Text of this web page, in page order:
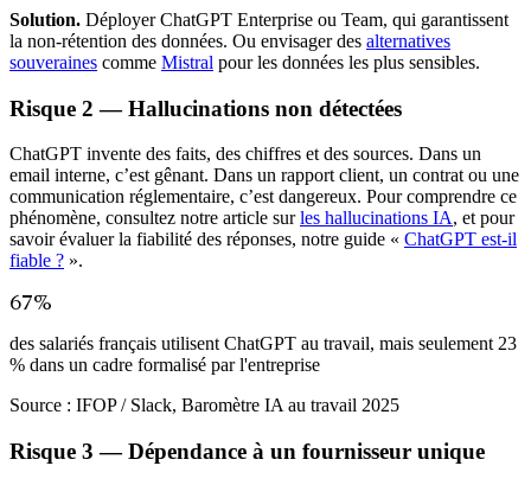
Solution. Déployer ChatGPT Enterprise ou Team, qui garantissent
la non-rétention des données. Ou envisager des alternatives
souveraines comme Mistral pour les données les plus sensibles.
Risque 2 — Hallucinations non détectées
ChatGPT invente des faits, des chiffres et des sources. Dans un
email interne, c’est gênant. Dans un rapport client, un contrat ou une
communication réglementaire, c’est dangereux. Pour comprendre ce
phénomène, consultez notre article surles hallucinations IA, et pour
savoir évaluer la fiabilité des réponses, notre guide « ChatGPT est-il
fiable ? ».
67%
des salariés français utilisent ChatGPT au travail, mais seulement 23
% dans un cadre formalisé par l'entreprise
Source : IFOP / Slack, Baromètre IA au travail 2025
Risque 3 — Dépendance à un fournisseur unique